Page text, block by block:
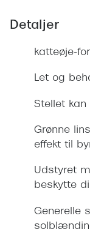
Populære
Ralph Lauren
Polo Ralph
Vogue
Detaljer
katteøje-
Let og
Stellet
Grønne
effekt til
Udstyret
beskytte
Generelle